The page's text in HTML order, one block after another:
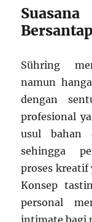
Bersantap
Sühring
namun
dengan
profesional
usul bahan
sehingga
proses kreatif
Konsep
personal
intimate bagi